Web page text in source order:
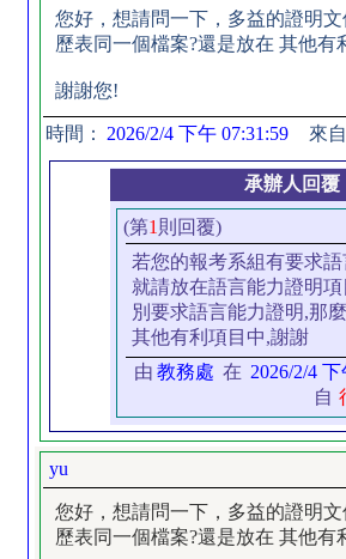
您好，想請問一下，多益的證明
歷表同一個檔案?還是放在 其他有
謝謝您!
時間： 2026/2/4 下午 07:31:59 來
承辦人回覆
(第1 則回覆)
若您的報考系組有要求
就請放在語言能力證明
別要求語言能力證明,那
其他有利項目中,謝謝
由 教務處 在 2026/2/4
自
yu
您好，想請問一下，多益的證明
歷表同一個檔案?還是放在 其他有